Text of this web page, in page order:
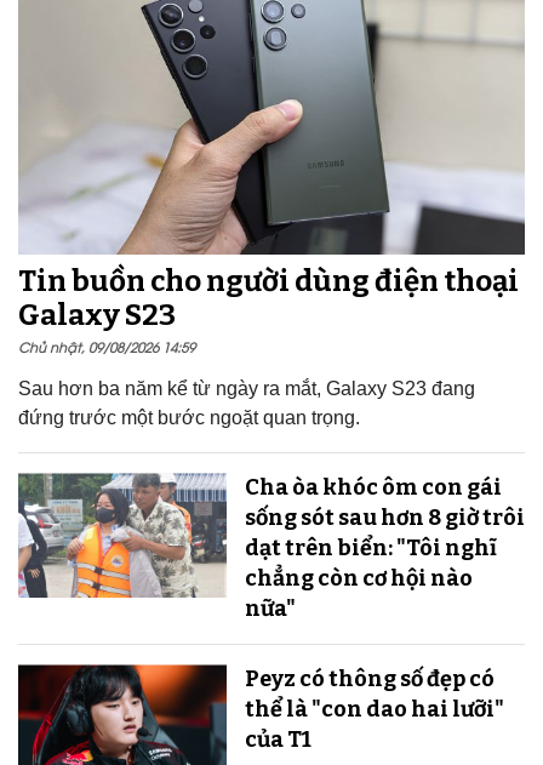
Tin buồn cho người dùng điện thoại
Galaxy S23
Chủ nhật, 09/08/2026 14:59
Sau hơn ba năm kể từ ngày ra mắt, Galaxy S23 đang
đứng trước một bước ngoặt quan trọng.
Cha òa khóc ôm con gái
sống sót sau hơn 8 giờ trôi
dạt trên biển: "Tôi nghĩ
chẳng còn cơ hội nào
nữa"
Peyz có thông số đẹp có
thể là "con dao hai lưỡi"
của T1